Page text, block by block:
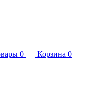
0 Корзина 0